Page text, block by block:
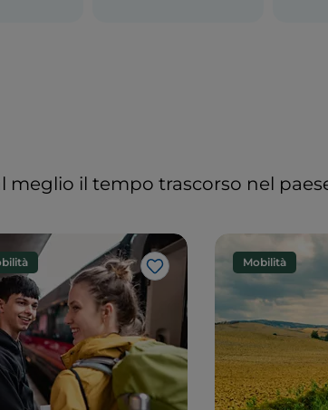
meglio il tempo trascorso nel
Like
Mobilità